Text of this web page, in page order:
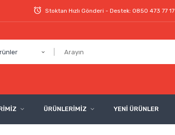
Stoktan Hızlı Gönderi - Destek: 0850 473 77 17
ÜRÜNLERİMİZ YENİ ÜRÜNLER